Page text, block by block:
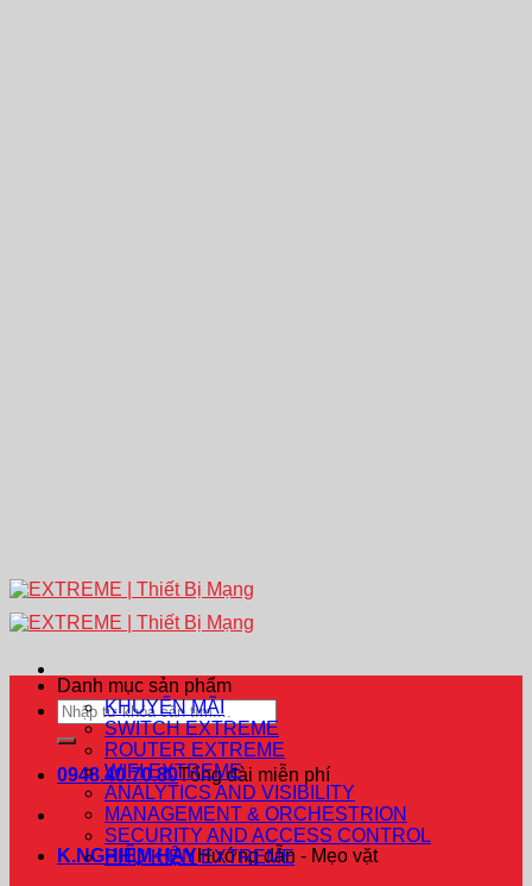
Tìm
kiếm:
0948.40.70.80Tổng đài miễn phí
K.NGHIỆM HAYHướng dẫn - Mẹo vặt
Danh mục sản phẩm
KHUYẾN MÃI
SWITCH EXTREME
ROUTER EXTREME
WIFI EXTREME
ANALYTICS AND VISIBILITY
MANAGEMENT & ORCHESTRION
SECURITY AND ACCESS CONTROL
PHỤ KIỆN EXTREME